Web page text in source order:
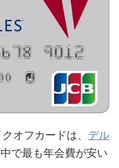
オフカードは、 デル
で最も年会費が安い